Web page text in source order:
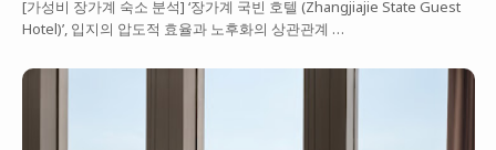
[가성비 장가계 숙소 분석] ‘장가계 국빈 호텔 (Zhangjiajie State Guest
Hotel)’, 입지의 압도적 효율과 노후화의 상관관계 …